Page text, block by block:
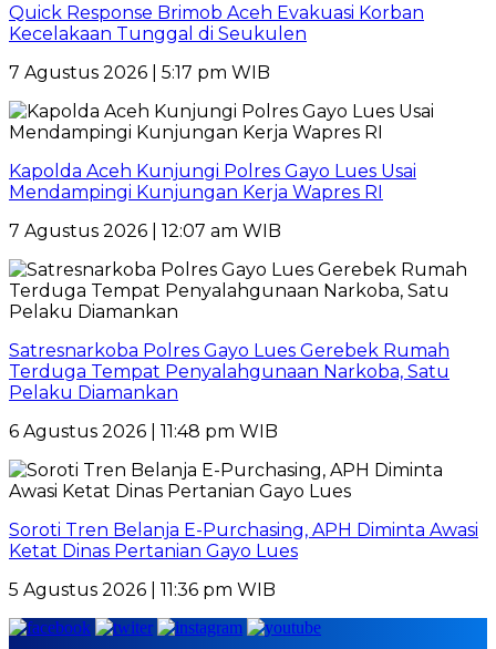
Quick Response Brimob Aceh Evakuasi Korban
Kecelakaan Tunggal di Seukulen
7 Agustus 2026 | 5:17 pm WIB
Kapolda Aceh Kunjungi Polres Gayo Lues Usai
Mendampingi Kunjungan Kerja Wapres RI
7 Agustus 2026 | 12:07 am WIB
Satresnarkoba Polres Gayo Lues Gerebek Rumah
Terduga Tempat Penyalahgunaan Narkoba, Satu
Pelaku Diamankan
6 Agustus 2026 | 11:48 pm WIB
Soroti Tren Belanja E-Purchasing, APH Diminta Awasi
Ketat Dinas Pertanian Gayo Lues
5 Agustus 2026 | 11:36 pm WIB